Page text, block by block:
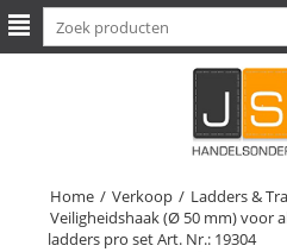
Home / Verkoop / Ladders &
Veiligheidshaak (Ø 50 mm) voor
ladders pro set Art. Nr.: 19304